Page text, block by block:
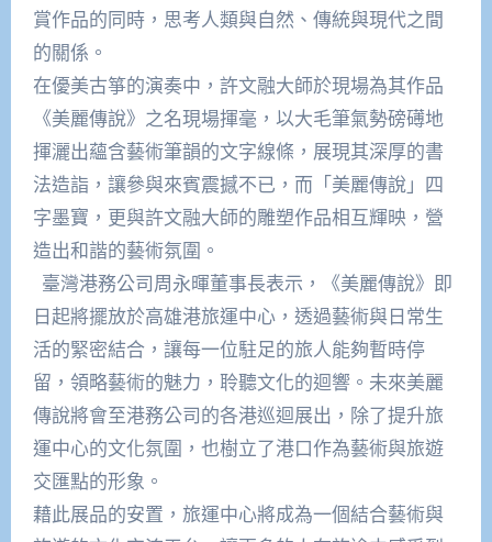
賞作品的同時，思考人類與自然、傳統與現代之間
的關係。
在優美古箏的演奏中，許文融大師於現場為其作品
《美麗傳說》之名現場揮毫，以大毛筆氣勢磅礡地
揮灑出蘊含藝術筆韻的文字線條，展現其深厚的書
法造詣，讓參與來賓震撼不已，而「美麗傳說」四
字墨寶，更與許文融大師的雕塑作品相互輝映，營
造出和諧的藝術氛圍。
臺灣港務公司周永暉董事長表示，《美麗傳說》即
日起將擺放於高雄港旅運中心，透過藝術與日常生
活的緊密結合，讓每一位駐足的旅人能夠暫時停
留，領略藝術的魅力，聆聽文化的迴響。未來美麗
傳說將會至港務公司的各港巡迴展出，除了提升旅
運中心的文化氛圍，也樹立了港口作為藝術與旅遊
交匯點的形象。
藉此展品的安置，旅運中心將成為一個結合藝術與